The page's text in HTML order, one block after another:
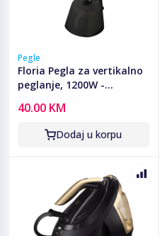
Pegle
Floria Pegla za vertikalno
peglanje, 1200W -
40.00 KM
Dodaj u korpu